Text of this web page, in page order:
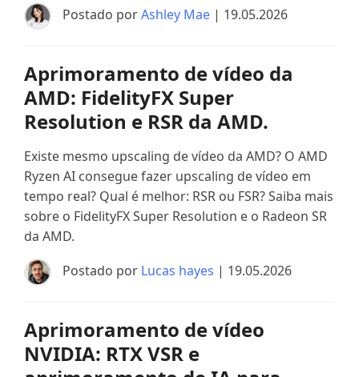
Postado porAshley Mae | 19.05.2026
Aprimoramento de vídeo da
AMD: FidelityFX Super
Resolution e RSR da AMD.
Existe mesmo upscaling de vídeo da AMD? O AMD
Ryzen AI consegue fazer upscaling de vídeo em
tempo real? Qual é melhor: RSR ou FSR? Saiba mais
sobre o FidelityFX Super Resolution e o Radeon SR
da AMD.
Postado por Lucas hayes | 19.05.2026
Aprimoramento de vídeo
NVIDIA: RTX VSR e